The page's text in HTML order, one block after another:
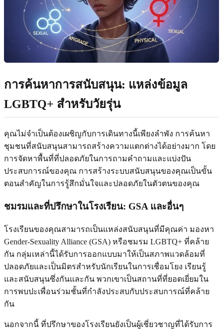
การค้นหาการสนับสนุน: แหล่งข้อมูล
LGBTQ+ สำหรับวัยรุ่น
คุณไม่จำเป็นต้องเผชิญกับการเดินทางนี้เพียงลำพัง การค้นหา
ชุมชนที่สนับสนุนสามารถสร้างความแตกต่างได้อย่างมาก โดย
การจัดหาพื้นที่ที่ปลอดภัยในการถามคำถามและแบ่งปัน
ประสบการณ์ของคุณ การสร้างระบบสนับสนุนของคุณเป็นขั้น
ตอนสำคัญในการรู้สึกมั่นใจและปลอดภัยในตัวตนของคุณ
ชมรมและที่ปรึกษาในโรงเรียน: GSA และอื่นๆ
โรงเรียนของคุณสามารถเป็นแหล่งสนับสนุนที่มีคุณค่า มองหา
Gender-Sexuality Alliance (GSA) หรือชมรม LGBTQ+ ที่คล้าย
กัน กลุ่มเหล่านี้ได้รับการออกแบบมาให้เป็นสภาพแวดล้อมที่
ปลอดภัยและเป็นมิตรสำหรับนักเรียนในการเชื่อมโยง เรียนรู้
และสนับสนุนซึ่งกันและกัน พวกเขาเป็นสถานที่ที่ยอดเยี่ยมใน
การพบปะเพื่อนร่วมชั้นที่กำลังประสบกับประสบการณ์ที่คล้าย
กัน
นอกจากนี้ ที่ปรึกษาของโรงเรียนยังเป็นผู้เชี่ยวชาญที่ได้รับการ